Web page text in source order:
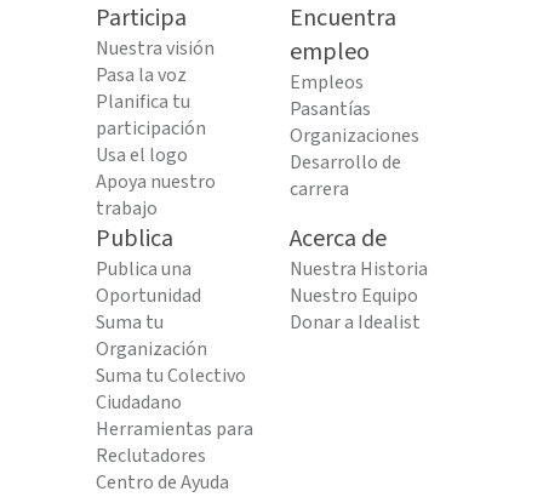
Participa
Nuestra visión
Pasa la voz
Planifica tu
participación
Usa el logo
Apoya nuestro
trabajo
Encuentra
empleo
Empleos
Pasantías
Organizaciones
Desarrollo de
carrera
Publica
Publica una
Oportunidad
Suma tu
Organización
Suma tu Colectivo
Ciudadano
Herramientas para
Reclutadores
Centro de Ayuda
Acerca de
Nuestra Historia
Nuestro Equipo
Donar a Idealist